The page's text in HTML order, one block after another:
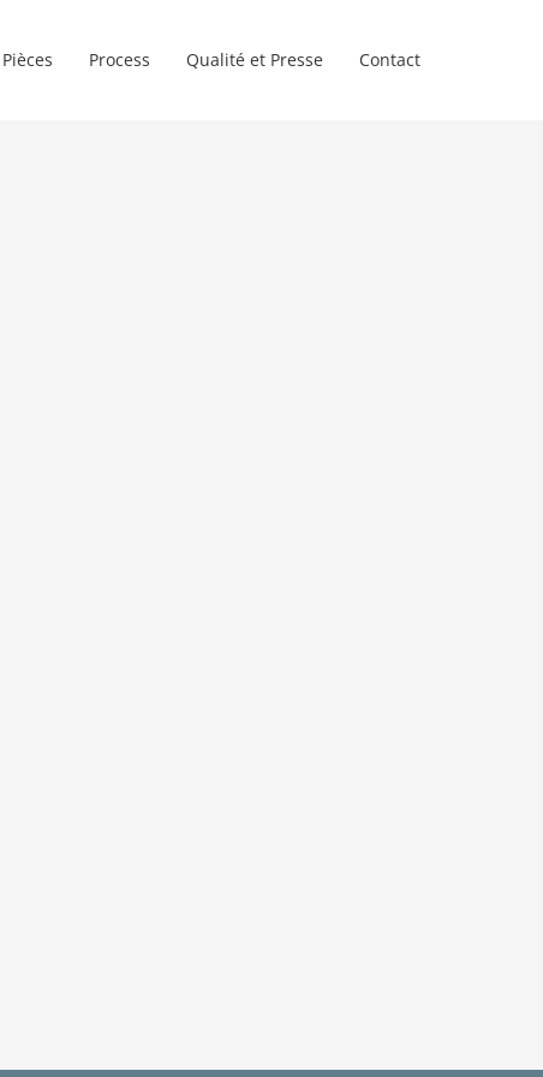
Pièces Process Qualité et Presse Contact